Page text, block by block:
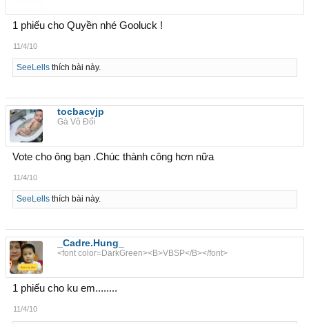
1 phiếu cho Quyền nhé Gooluck !
11/4/10
SeeLellsthích bài này.
tocbacvjp
Gà Vô Đối
Vote cho ông bạn .Chúc thành công hơn nữa
11/4/10
SeeLellsthích bài này.
_Cadre.Hung_
<font color=DarkGreen><B>VBSP</B></font>
1 phiếu cho ku em........
11/4/10